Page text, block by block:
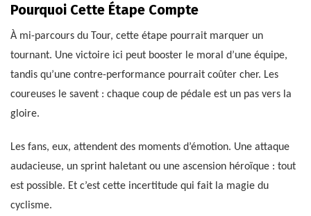
Pourquoi Cette Étape Compte
À mi-parcours du Tour, cette étape pourrait marquer un
tournant. Une victoire ici peut booster le moral d’une équipe,
tandis qu’une contre-performance pourrait coûter cher. Les
coureuses le savent : chaque coup de pédale est un pas vers la
gloire.
Les fans, eux, attendent des moments d’émotion. Une attaque
audacieuse, un sprint haletant ou une ascension héroïque : tout
est possible. Et c’est cette incertitude qui fait la magie du
cyclisme.